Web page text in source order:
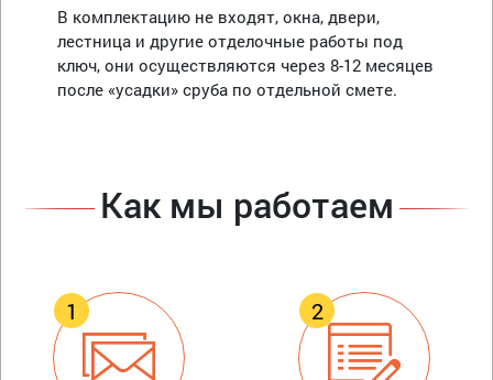
В комплектацию не входят, окна, двери,
лестница и другие отделочные работы под
ключ, они осуществляются через 8-12 месяцев
после «усадки» сруба по отдельной смете.
Как мы работаем